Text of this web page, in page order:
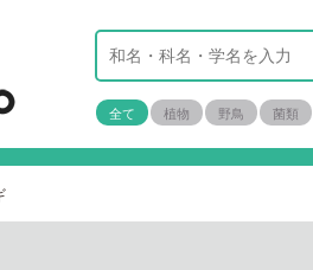
全て 植物 野鳥 菌類